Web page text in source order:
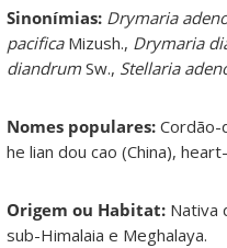
Sinonímias: Drymaria
pacificaMizush., Drymaria
diandrum Sw., Stellaria
Nomes populares:
he lian dou cao (China),
Origem ou Habitat: Nativa
sub-Himalaia e Meghalaya.